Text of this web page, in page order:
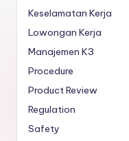
Keselamatan Kerja
Lowongan Kerja
Manajemen K3
Procedure
Product Review
Regulation
Safety